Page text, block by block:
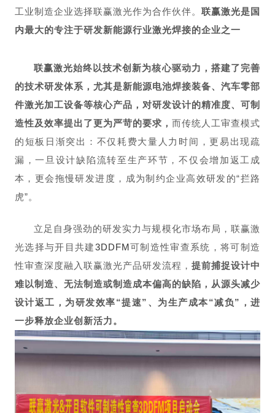
工业制造企业选择联赢激光作为合作伙伴。联赢激光是国
内最大的专注于研发新能源行业激光焊接的企业之一
联赢激光始终以技术创新为核心驱动力，搭建了完善
的技术研发体系，尤其是新能源电池焊接装备、汽车零部
件激光加工设备等核心产品，对研发设计的精准度、可制
造性及效率提出了更为严苛的要求，而传统人工审查模式
的短板日渐突出：不仅耗费大量人力时间，更易出现疏
漏，一旦设计缺陷流转至生产环节，不仅会增加返工成
本，更会拖慢研发进度，成为制约企业高效研发的“拦路
虎”。
立足自身强劲的研发实力与规模化市场布局，联赢激
光选择与开目共建3DDFM可制造性审查系统，将可制造
性审查深度融入联赢激光产品研发流程，提前捕捉设计中
难以制造、无法制造或制造成本偏高的缺陷，从源头减少
设计返工，为研发效率“提速”、为生产成本“减负”，进
一步释放企业创新活力。